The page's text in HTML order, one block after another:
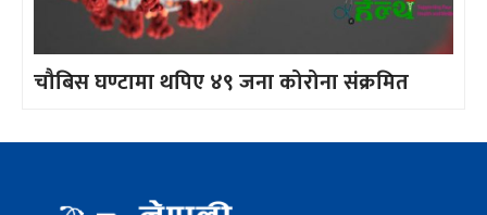
चौबिस घण्टामा थपिए ४९ जना कोरोना संक्रमित